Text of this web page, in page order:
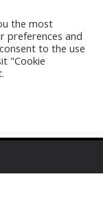
นของผม
the most
preferences and
to the use
"Cookie